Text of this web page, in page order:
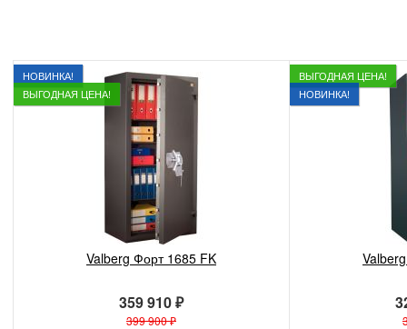
НОВИНКА!
ВЫГОДНАЯ ЦЕНА!
Valberg Форт 1685 FK
359 910 ₽
399 900 ₽
ВЫГОДНАЯ ЦЕНА!
НОВИНКА!